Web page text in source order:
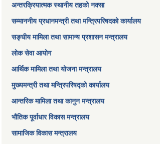
अन्तरक्रियात्मक स्थानीय तहको नक्सा
सम्माननीय प्रधानमन्त्री तथा मन्त्रिपरिषद‌को कार्यालय
सङ्‍घीय मामिला तथा सामान्य प्रशासन मन्त्रालय
लोक सेवा आयोग
आर्थिक मामिला तथा योजना मन्त्रालय​
मुख्यमन्त्री तथा मन्त्रिपरिषद्को कार्यालय
आन्तरिक मामिला तथा कानुन मन्त्रालय
भौतिक पूर्वाधार विकास मन्त्रालय
सामाजिक विकास मन्त्रालय